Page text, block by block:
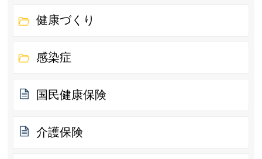
健康づくり
感染症
国民健康保険
介護保険